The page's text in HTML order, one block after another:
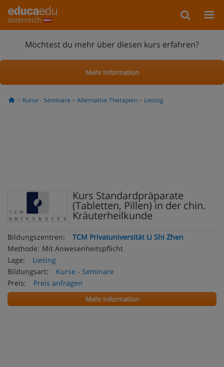
österreich
Möchtest du mehr über diesen kurs erfahren?
Mehr Information
Kurse - Seminare Alternative Therapien Liesing
Kurs Standardpräparate
(Tabletten, Pillen) in der chin.
Kräuterheilkunde
Bildungszentren:
TCM Privatuniversität Li Shi Zhen
Methode: Mit Anwesenheitspflicht
Lage:
Liesing
Bildungsart:
Kurse - Seminare
Preis:
Preis anfragen
Mehr Information